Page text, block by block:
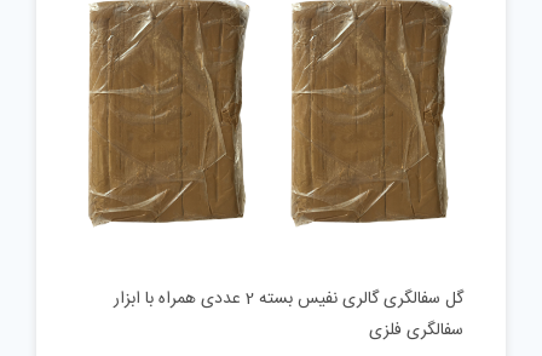
گل سفالگری گالری نفیس بسته 2 عددی همراه با ابزار
سفالگری فلزی